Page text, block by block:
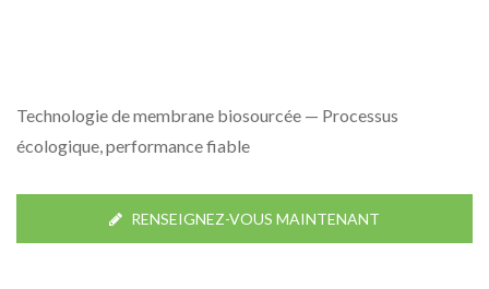
Technologie de membrane biosourcée — Processus
écologique, performance fiable
RENSEIGNEZ-VOUS MAINTENANT